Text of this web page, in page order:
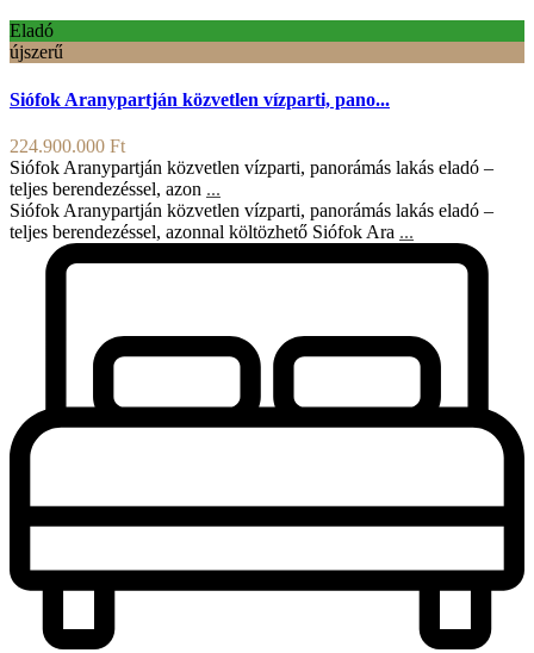
Eladó
újszerű
Siófok Aranypartján közvetlen vízparti, pano...
224.900.000 Ft
Siófok Aranypartján közvetlen vízparti, panorámás lakás eladó –
teljes berendezéssel, azon ...
Siófok Aranypartján közvetlen vízparti, panorámás lakás eladó –
teljes berendezéssel, azonnal költözhető Siófok Ara ...